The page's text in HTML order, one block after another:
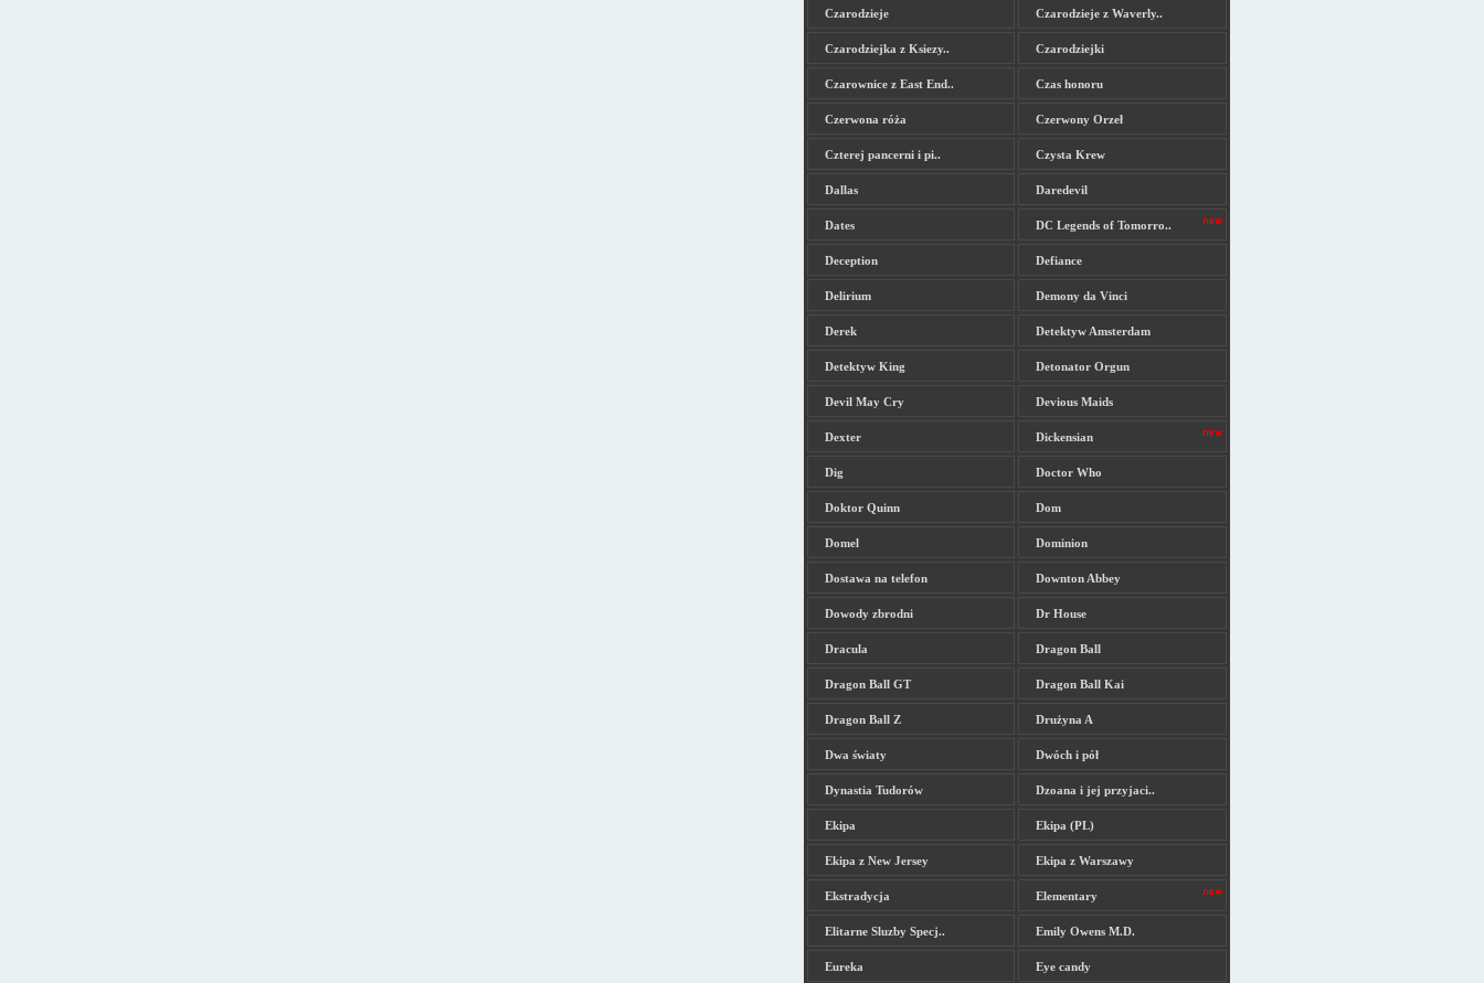
Czarodzieje Czarodzieje z Waverly..
Czarodziejka z Ksiezy.. Czarodziejki
Czarownice z East End.. Czas honoru
Czerwona róża Czerwony Orzeł
Czterej pancerni i pi.. Czysta Krew
Dallas Daredevil
Dates DC Legends of Tomorro..
Deception Defiance
Delirium Demony da Vinci
Derek Detektyw Amsterdam
Detektyw King Detonator Orgun
Devil May Cry Devious Maids
Dexter Dickensian
Dig Doctor Who
Doktor Quinn Dom
Domel Dominion
Dostawa na telefon Downton Abbey
Dowody zbrodni Dr House
Dracula Dragon Ball
Dragon Ball GT Dragon Ball Kai
Dragon Ball Z Drużyna A
Dwa światy Dwóch i pół
Dynastia Tudorów Dzoana i jej przyjaci..
Ekipa Ekipa (PL)
Ekipa z New Jersey Ekipa z Warszawy
Ekstradycja Elementary
Elitarne Sluzby Specj.. Emily Owens M.D.
Eureka Eye candy